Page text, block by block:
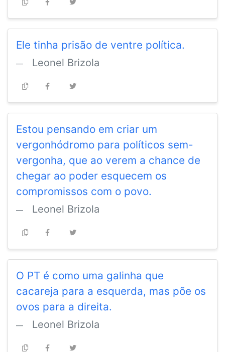
Ele tinha prisão de ventre política.
Leonel Brizola
Estou pensando em criar um
vergonhódromo para políticos sem-
vergonha, que ao verem a chance de
chegar ao poder esquecem os
compromissos com o povo.
Leonel Brizola
O PT é como uma galinha que
cacareja para a esquerda, mas põe os
ovos para a direita.
Leonel Brizola